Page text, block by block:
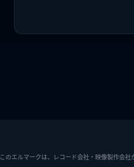
このエルマークは、レコード会社・映像製作会